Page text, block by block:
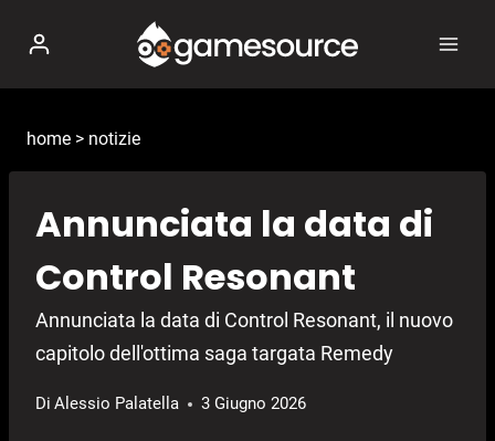
contenuto
home > notizie
Annunciata la data di
Control Resonant
Annunciata la data di Control Resonant, il nuovo
capitolo dell'ottima saga targata Remedy
Di Alessio Palatella 3 Giugno 2026